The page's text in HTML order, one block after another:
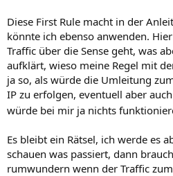
Diese First Rule macht in der
könnte ich ebenso anwenden.
Traffic über die Sense geht, was
aufklärt, wieso meine Regel mit
ja so, als würde die Umleitung
IP zu erfolgen, eventuell aber
würde bei mir ja nichts
Es bleibt ein Rätsel, ich werde es
schauen was passiert, dann
rumwundern wenn der Traffic